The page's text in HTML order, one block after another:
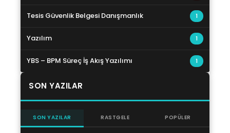
Tesis Güvenlik Belgesi Danışmanlık 1
Yazılım 1
YBS – BPM Süreç İş Akış Yazılımı 1
SON YAZILAR
SON YAZILAR RASTGELE POPÜLER